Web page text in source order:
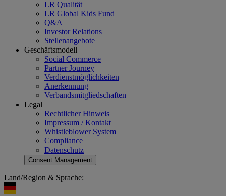
LR Qualität
LR Global Kids Fund
Q&A
Investor Relations
Stellenangebote
Geschäftsmodell
Social Commerce
Partner Journey
Verdienstmöglichkeiten
Anerkennung
Verbandsmitgliedschaften
Legal
Rechtlicher Hinweis
Impressum / Kontakt
Whistleblower System
Compliance
Datenschutz
Consent Management
Land/Region & Sprache: